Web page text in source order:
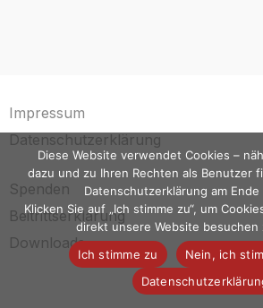
Impressum
Datenschutzerklärung
Spenden
Beitrittserklärung
Downloads
Diese Website verwendet Cookies –
dazu und zu Ihren Rechten als Benutzer
Datenschutzerklärung am
Klicken Sie auf „Ich stimme zu“, um
direkt unsere Website besuchen
Ich stimme zu
Nein, ich